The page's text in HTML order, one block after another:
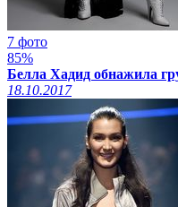
7 фото
85%
Белла Хадид обнажила
18.10.2017